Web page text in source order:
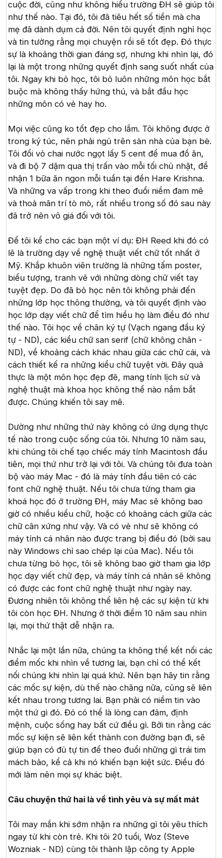
cuộc đời, cũng như không hiểu trường ĐH sẽ giúp tôi
như thế nào. Tại đó, tôi đã tiêu hết số tiền mà cha
mẹ đã dành dụm cả đời. Nên tôi quyết định nghỉ học
và tin tưởng rằng mọi chuyện rồi sẽ tốt đẹp. Đó thực
sự là khoảng thời gian đáng sợ, nhưng khi nhìn lại, đó
lại là một trong những quyết định sang suốt nhất của
tôi. Ngay khi bỏ học, tôi bỏ luôn những môn học bắt
buộc mà không thấy hứng thú, và bắt đầu học
những môn có vẻ hay ho.
Mọi việc cũng ko tốt đẹp cho lắm. Tôi không được ở
trong ký túc, nên phải ngủ trên sàn nhà của bạn bè.
Tôi đổi vỏ chai nước ngọt lấy 5 cent để mua đồ ăn,
và đi bộ 7 dặm qua thị trấn vào mỗi tối chủ nhật, để
nhận 1 bữa ăn ngon mỗi tuần tại đền Hare Krishna.
Và những va vấp trong khi theo đuổi niềm đam mê
và thoả mãn trí tò mò, rất nhiều trong số đó sau này
đã trở nên vô giá đối với tôi.
Để tôi kể cho các bạn một ví dụ: ĐH Reed khi đó có
lẽ là trường dạy về nghệ thuật viết chữ tốt nhất ở
Mỹ. Khắp khuôn viên trường là những tấm poster,
biểu tượng, tranh vẽ với những dòng chữ viết tay
tuyệt đẹp. Do đã bỏ học nên tôi không phải đến
những lớp học thông thường, và tôi quyết định vào
học lớp dạy viết chữ để tìm hiểu họ làm điều đó như
thế nào. Tôi học về chân ký tự (Vạch ngang đầu ký
tự - ND), các kiểu chữ san serif (chữ không chân -
ND), về khoảng cách khác nhau giữa các chữ cái, và
cách thiết kế ra những kiểu chữ tuyệt vời. Đây quả
thực là một môn học đẹp đẽ, mang tính lịch sử và
nghệ thuật mà khoa học không thể nào nắm bắt
được. Chúng khiến tôi say mê.
Dường như những thứ này không có ứng dụng thực
tế nào trong cuộc sống của tôi. Nhưng 10 năm sau,
khi chúng tôi chế tạo chiếc máy tính Macintosh đầu
tiên, mọi thứ như trở lại với tôi. Và chúng tôi đưa toàn
bộ vào máy Mac - đó là máy tính đầu tiên có các
font chữ nghệ thuật. Nếu tôi chưa từng tham gia
khoá học đó ở trường ĐH, máy Mac sẽ không bao
giờ có nhiều kiểu chữ, hoặc có khoảng cách giữa các
chữ cân xứng như vậy. Và có vẻ như sẽ không có
máy tính cá nhân nào được trang bị điều đó (bởi sau
này Windows chỉ sao chép lại của Mac). Nếu tôi
chưa từng bỏ học, tôi sẽ không bao giờ tham gia lớp
học dạy viết chữ đẹp, và máy tính cá nhân sẽ không
có được các font chữ nghệ thuật như ngày nay.
Đương nhiên tôi không thể liên hệ các sự kiện từ khi
tôi còn học ĐH. Nhưng ở thời điểm 10 năm sau nhìn
lại, mọi thứ thật dễ nhận ra.
Nhắc lại một lần nữa, chúng ta không thể kết nối các
điểm mốc khi nhìn về tương lai, bạn chỉ có thể kết
nối chúng khi nhìn lại quá khứ. Nên bạn hãy tin rằng
các mốc sự kiện, dù thế nào chăng nữa, cũng sẽ liên
kết nhau trong tương lai. Bạn phải có niềm tin vào
một thứ gì đó. Đó có thể là lòng can đảm, định
mệnh, cuộc sống hay bất cứ điều gì. Bởi tin rằng các
mốc sự kiện sẽ liên kết thành con đường bạn đi, sẽ
giúp bạn có đủ tự tin để theo đuổi những gì trái tim
mách bảo, kể cả khi nó khiến bạn kiệt sức. Điều đó
mới làm nên mọi sự khác biệt.
Câu chuyện thứ hai là về tình yêu và sự mất mát
Tôi may mắn khi sớm nhận ra những gì tôi yêu thích
ngay từ khi còn trẻ. Khi tôi 20 tuổi, Woz (Steve
Wozniak - ND) cùng tôi thành lập công ty Apple